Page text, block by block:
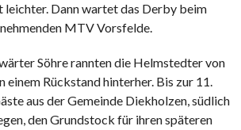
leichter. Dann wartet das Derby beim
MTV Vorsfelde.
Söhre rannten die Helmstedter von
einem Rückstand hinterher. Bis zur 11.
aus der Gemeinde Diekholzen, südlich
den Grundstock für ihren späteren